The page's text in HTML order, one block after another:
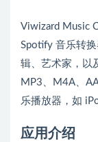
Viwizard Music
Spotify 音乐转
辑、艺术家，以
MP3、M4A、
乐播放器，如
应用介绍